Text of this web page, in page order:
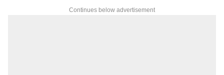
Continues below advertisement